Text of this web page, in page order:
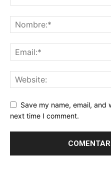
Save my name, email,
next time I comment.